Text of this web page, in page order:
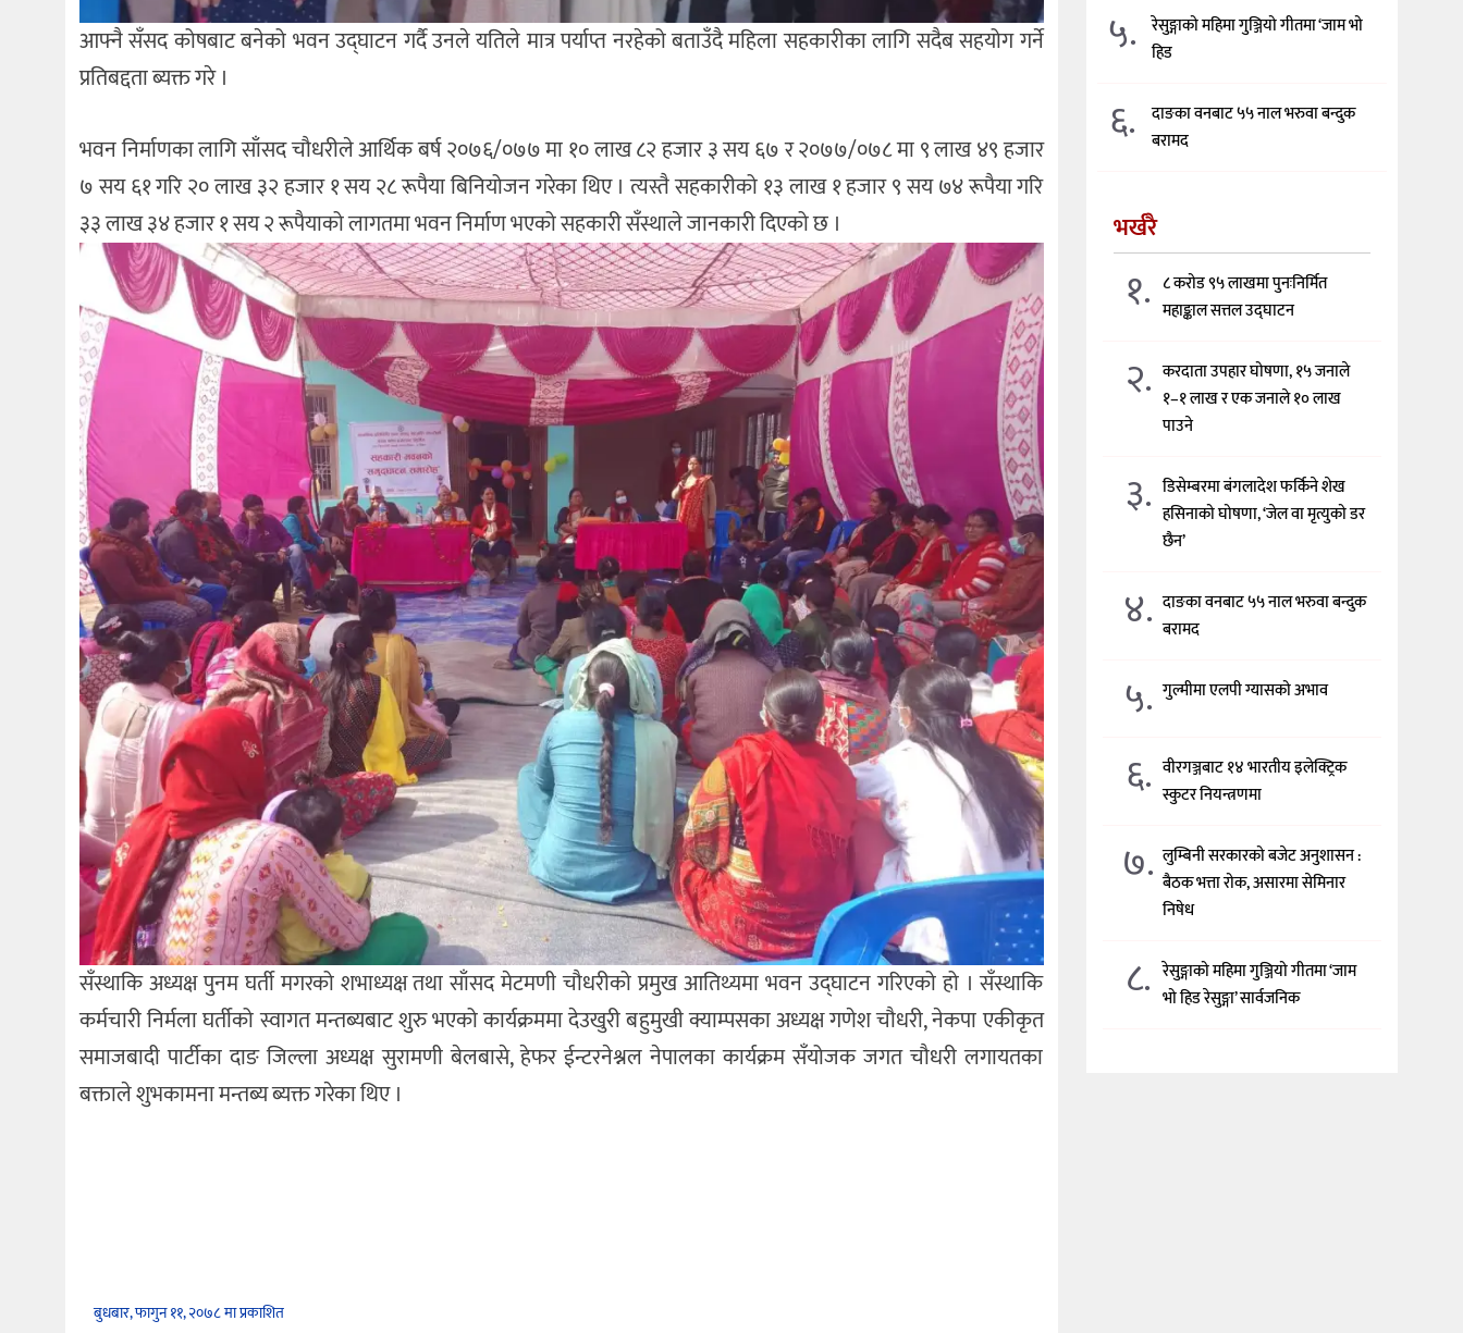
आफ्नै सँसद कोषबाट बनेको भवन उद्घाटन गर्दै उनले यतिले मात्र पर्याप्त नरहेको बताउँदै महिला सहकारीका लागि सदैब सहयोग गर्ने
प्रतिबद्दता ब्यक्त गरे ।
भवन निर्माणका लागि साँसद चौधरीले आर्थिक बर्ष २०७६/०७७ मा १० लाख ८२ हजार ३ सय ६७ र २०७७/०७८ मा ९ लाख ४९ हजार
७ सय ६१ गरि २० लाख ३२ हजार १ सय २८ रूपैया बिनियोजन गरेका थिए । त्यस्तै सहकारीको १३ लाख १ हजार ९ सय ७४ रूपैया गरि
३३ लाख ३४ हजार १ सय २ रूपैयाको लागतमा भवन निर्माण भएको सहकारी सँस्थाले जानकारी दिएको छ ।
सँस्थाकि अध्यक्ष पुनम घर्ती मगरको शभाध्यक्ष तथा साँसद मेटमणी चौधरीको प्रमुख आतिथ्यमा भवन उद्घाटन गरिएको हो । सँस्थाकि
कर्मचारी निर्मला घर्तीको स्वागत मन्तब्यबाट शुरु भएको कार्यक्रममा देउखुरी बहुमुखी क्याम्पसका अध्यक्ष गणेश चौधरी, नेकपा एकीकृत
समाजबादी पार्टीका दाङ जिल्ला अध्यक्ष सुरामणी बेलबासे, हेफर ईन्टरनेश्नल नेपालका कार्यक्रम सँयोजक जगत चौधरी लगायतका
बक्ताले शुभकामना मन्तब्य ब्यक्त गरेका थिए ।
बुधबार, फागुन ११, २०७८ मा प्रकाशित
५.
रेसुङ्गाको महिमा गुञ्जियो गीतमा ‘जाम भो
हिड
६.
दाङका वनबाट ५५ नाल भरुवा बन्दुक
बरामद
भर्खरै
१. ८ करोड ९५ लाखमा पुनःनिर्मित
महाङ्काल सत्तल उद्घाटन
२. करदाता उपहार घोषणा, १५ जनाले
१–१ लाख र एक जनाले १० लाख
पाउने
३. डिसेम्बरमा बंगलादेश फर्किने शेख
हसिनाको घोषणा, ‘जेल वा मृत्युको डर
छैन’
४. दाङका वनबाट ५५ नाल भरुवा बन्दुक
बरामद
५. गुल्मीमा एलपी ग्यासको अभाव
६. वीरगञ्जबाट १४ भारतीय इलेक्ट्रिक
स्कुटर नियन्त्रणमा
७. लुम्बिनी सरकारको बजेट अनुशासन :
बैठक भत्ता रोक, असारमा सेमिनार
निषेध
८. रेसुङ्गाको महिमा गुञ्जियो गीतमा ‘जाम
भो हिड रेसुङ्गा’ सार्वजनिक